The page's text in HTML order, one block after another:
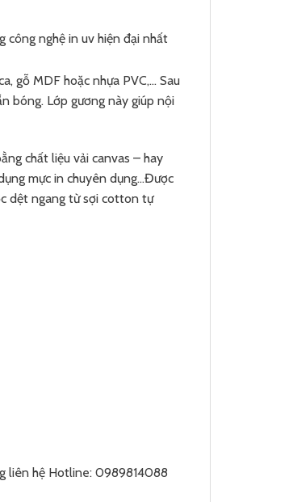
công nghệ in uv hiện đại nhất
gỗ MDF hoặc nhựa PVC,… Sau
bóng. Lớp gương này giúp nội
chất liệu vải canvas – hay
mực in chuyên dụng…Được
dệt ngang từ sợi cotton tự
liên hệ Hotline: 0989814088